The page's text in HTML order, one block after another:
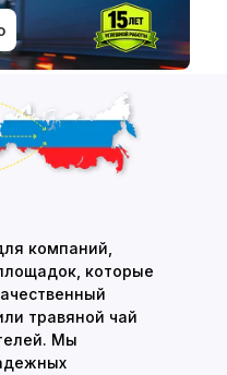
компаний,
которые
травяной чай
Мы